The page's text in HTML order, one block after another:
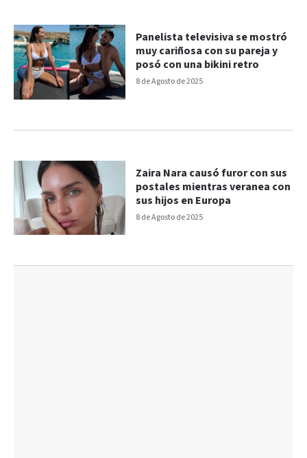
8 de Agosto de 2025
Panelista televisiva se mostró
muy cariñosa con su pareja y
posó con una bikini retro
8 de Agosto de 2025
Zaira Nara causó furor con sus
postales mientras veranea con
sus hijos en Europa